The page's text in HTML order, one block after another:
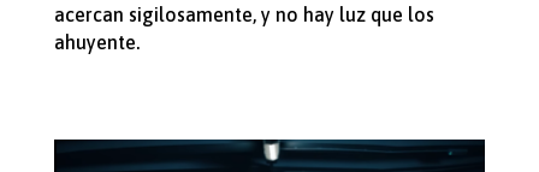
acercan sigilosamente, y no hay luz que los
ahuyente.